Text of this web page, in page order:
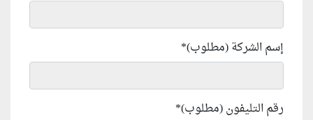
إسم الشركة (مطلوب)*
رقم التليفون (مطلوب)*